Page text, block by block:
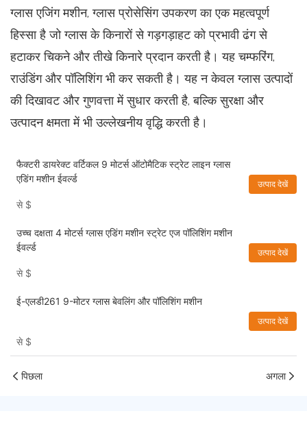
ग्लास एजिंग मशीन, ग्लास प्रोसेसिंग उपकरण का एक महत्वपूर्ण
हिस्सा है जो ग्लास के किनारों से गड़गड़ाहट को प्रभावी ढंग से
हटाकर चिकने और तीखे किनारे प्रदान करती है। यह चम्फरिंग,
राउंडिंग और पॉलिशिंग भी कर सकती है। यह न केवल ग्लास उत्पादों
की दिखावट और गुणवत्ता में सुधार करती है, बल्कि सुरक्षा और
उत्पादन क्षमता में भी उल्लेखनीय वृद्धि करती है।
फैक्टरी डायरेक्ट वर्टिकल 9 मोटर्स ऑटोमैटिक स्ट्रेट लाइन ग्लास
एडिंग मशीन ईवर्ल्ड
से $
उत्पाद देखें
उच्च दक्षता 4 मोटर्स ग्लास एडिंग मशीन स्ट्रेट एज पॉलिशिंग मशीन
ईवर्ल्ड
से $
उत्पाद देखें
ई-एलडी261 9-मोटर ग्लास बेवलिंग और पॉलिशिंग मशीन
से $
उत्पाद देखें
पिछला अगला